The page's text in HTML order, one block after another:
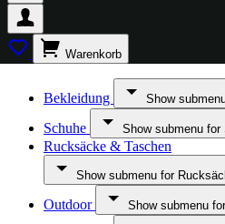
Warenkorb
Bekleidung Show
Schuhe Show submenu
Rucksäcke & Taschen
Show submenu for
Outdoor Show submenu